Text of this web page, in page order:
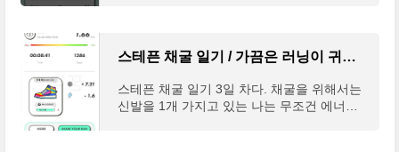
스테픈 채굴 일기 / 가끔은 러닝이 귀찮기도 하다
스테픈 채굴 일기 3일 차다. 채굴을 위해서는
신발을 1개 가지고 있는 나는 무조건 에너지